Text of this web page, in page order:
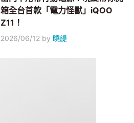
箱全台首款「電力怪獸」iQOO
Z11！
2026/06/12 by 曉緹